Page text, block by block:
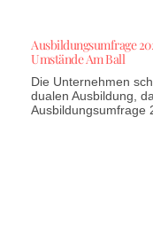
Ausbildungsumfrage
Umstände Am Ball
Die Unternehmen
dualen Ausbildung,
Ausbildungsumfrage